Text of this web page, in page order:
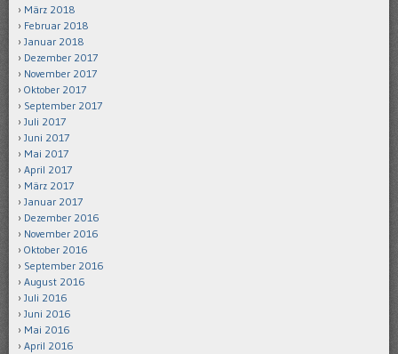
März 2018
Februar 2018
Januar 2018
Dezember 2017
November 2017
Oktober 2017
September 2017
Juli 2017
Juni 2017
Mai 2017
April 2017
März 2017
Januar 2017
Dezember 2016
November 2016
Oktober 2016
September 2016
August 2016
Juli 2016
Juni 2016
Mai 2016
April 2016